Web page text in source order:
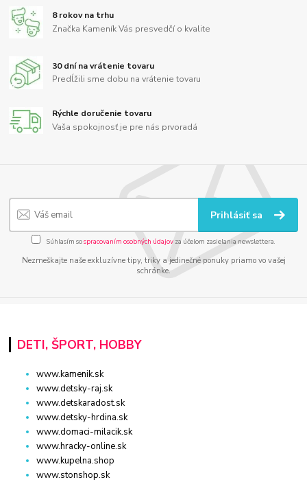
8 rokov na trhu
Značka Kameník Vás presvedčí o kvalite
30 dní na vrátenie tovaru
Predĺžili sme dobu na vrátenie tovaru
Rýchle doručenie tovaru
Vaša spokojnosť je pre nás prvoradá
Prihlásiť sa
Súhlasím sospracovaním osobných údajov za účelom zasielania newslettera.
Nezmeškajte naše exkluzívne tipy, triky a jedinečné ponuky priamo vo vašej
schránke.
DETI, ŠPORT, HOBBY
www.kamenik.sk
www.detsky-raj.sk
www.detskaradost.sk
www.detsky-hrdina.sk
www.domaci-milacik.sk
www.hracky-online.sk
www.kupelna.shop
www.stonshop.sk